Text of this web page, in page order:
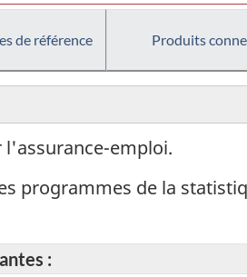
de référence Produits
emploi.
programmes de la
: